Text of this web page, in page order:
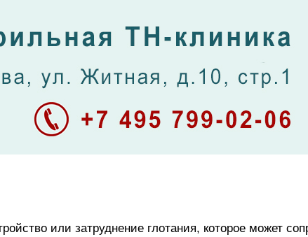
или затруднение глотания, которое может